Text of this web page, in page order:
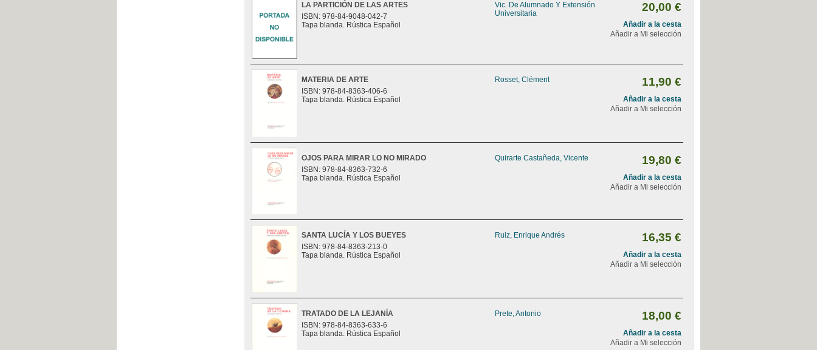
LA PARTICIÓN DE LAS ARTES
ISBN: 978-84-9048-042-7
Tapa blanda. Rústica Español
Vic. De Alumnado Y Extensión
Universitaria
20,00 €
Añadir a la cesta
Añadir a Mi selección
MATERIA DE ARTE
ISBN: 978-84-8363-406-6
Tapa blanda. Rústica Español
Rosset, Clément 11,90 €
Añadir a la cesta
Añadir a Mi selección
OJOS PARA MIRAR LO NO MIRADO
ISBN: 978-84-8363-732-6
Tapa blanda. Rústica Español
Quirarte Castañeda, Vicente 19,80 €
Añadir a la cesta
Añadir a Mi selección
SANTA LUCÍA Y LOS BUEYES
ISBN: 978-84-8363-213-0
Tapa blanda. Rústica Español
Ruiz, Enrique Andrés 16,35 €
Añadir a la cesta
Añadir a Mi selección
TRATADO DE LA LEJANÍA
ISBN: 978-84-8363-633-6
Tapa blanda. Rústica Español
Prete, Antonio 18,00 €
Añadir a la cesta
Añadir a Mi selección